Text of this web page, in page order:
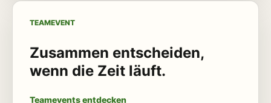
TEAMEVENT
Zusammen entscheiden,
wenn die Zeit läuft.
Teamevents entdecken